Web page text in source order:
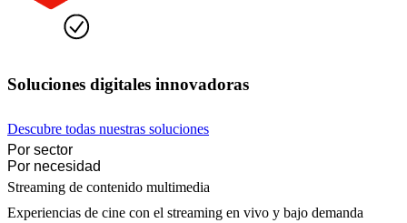
Soluciones digitales innovadoras
Descubre todas nuestras soluciones
Por sector
Por necesidad
Streaming de contenido multimedia
Experiencias de cine con el streaming en vivo y bajo demanda